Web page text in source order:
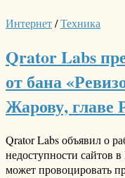
Интернет/Техника
Qrator Labs
от бана
Жарову, главе
Qrator Labs объявил о
недоступности сайтов
может провоцировать